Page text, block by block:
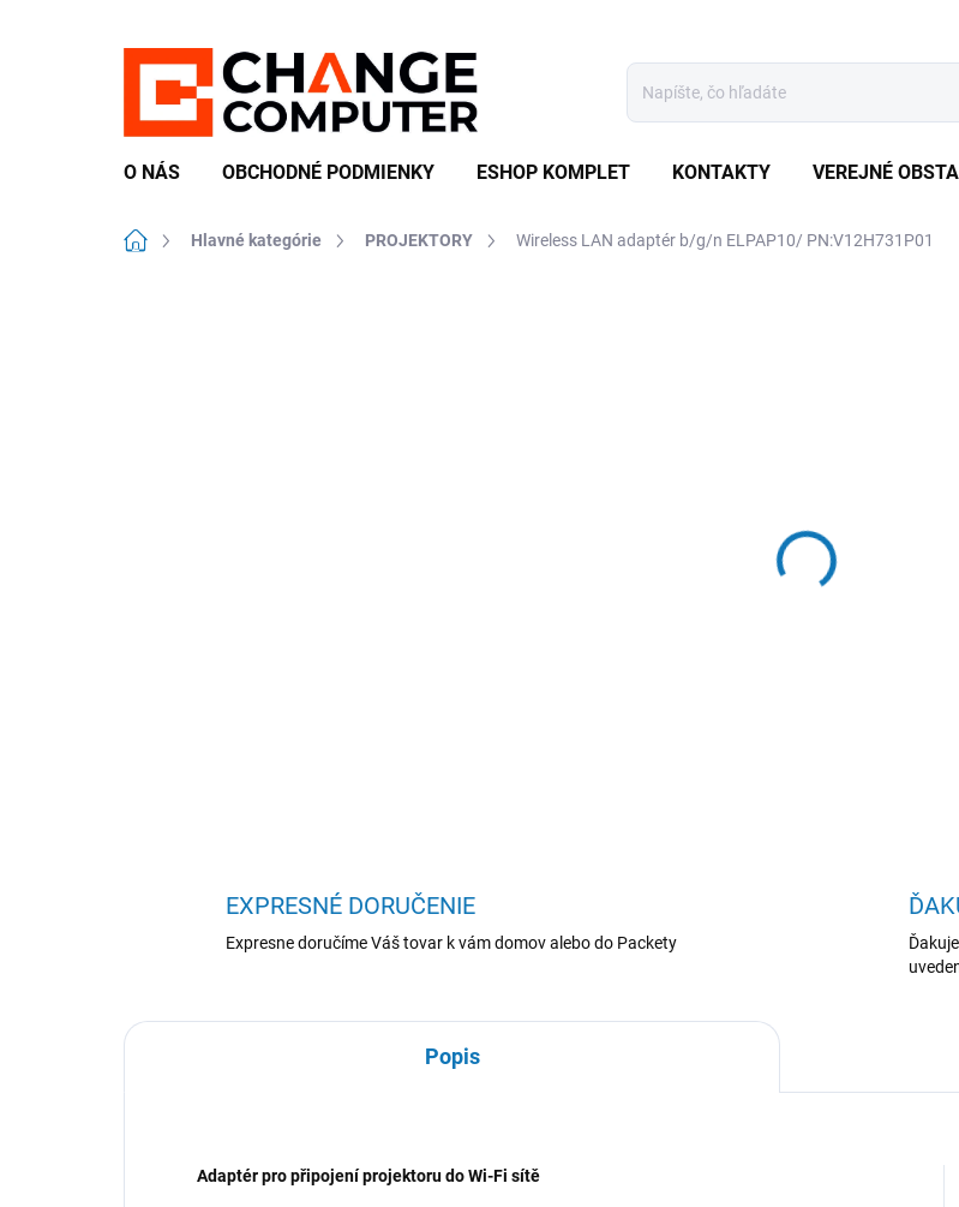
O NÁS OBCHODNÉ PODMIENKY ESHOP KOMPLET KONTAKTY VEREJNÉ
DomovHlavné kategórie PROJEKTORY Wireless LAN adaptér b/g/n ELPAP10/ PN:V12H731P01
EXPRESNÉ DORUČENIE
Expresne doručíme Váš tovar k vám domov alebo do Packety
Popis
Adaptér pro připojení projektoru do Wi-Fi sítě